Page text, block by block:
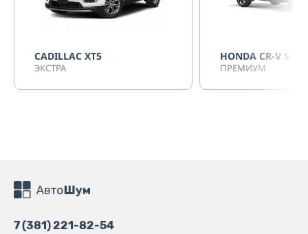
CADILLAC XT5
ЭКСТРА
HONDA CR-V 5
ПРЕМИУМ
7 (381) 221-82-54